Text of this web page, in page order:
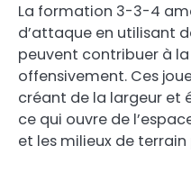
La formation 3-3-4
d’attaque en utilisant
peuvent contribuer à
offensivement. Ces
créant de la largeur et
ce qui ouvre de
et les milieux de